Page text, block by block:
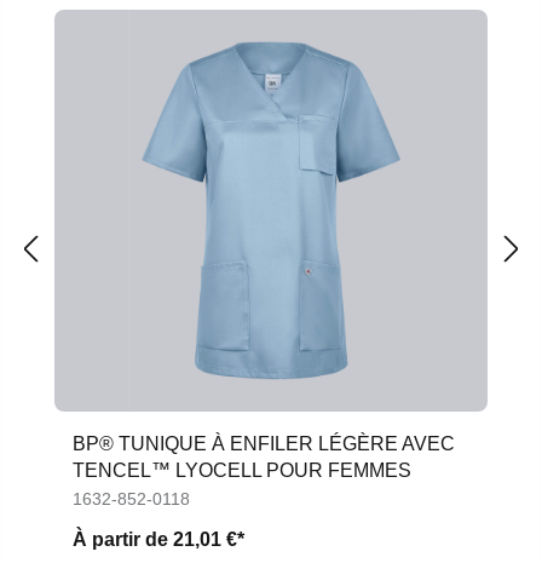
BP® TUNIQUE À ENFILER LÉGÈRE AVEC
TENCEL™ LYOCELL POUR FEMMES
1632-852-0118
À partir de 21,01 €*